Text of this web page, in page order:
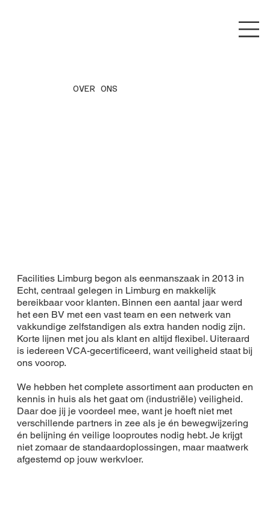
Facilities Limburg begon als eenmanszaak in 2013 in
Echt, centraal gelegen in Limburg en makkelijk
bereikbaar voor klanten. Binnen een aantal jaar werd
het een BV met een vast team en een netwerk van
vakkundige zelfstandigen als extra handen nodig zijn.
Korte lijnen met jou als klant en altijd flexibel. Uiteraard
is iedereen VCA-gecertificeerd, want veiligheid staat bij
ons voorop.
We hebben het complete assortiment aan producten en
kennis in huis als het gaat om (industriële) veiligheid.
Daar doe jij je voordeel mee, want je hoeft niet met
verschillende partners in zee als je én bewegwijzering
én belijning én veilige looproutes nodig hebt. Je krijgt
niet zomaar de standaardoplossingen, maar maatwerk
afgestemd op jouw werkvloer.
OVER ONS